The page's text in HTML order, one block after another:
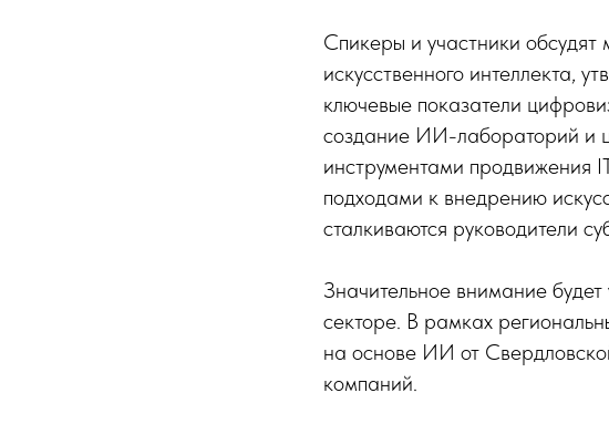
Спикеры и участники
искусственного интеллекта,
ключевые показатели
создание ИИ-лабораторий и
инструментами продвижения
подходами к внедрению
сталкиваются руководители
Значительное внимание
секторе. В рамках
на основе ИИ от
компаний.